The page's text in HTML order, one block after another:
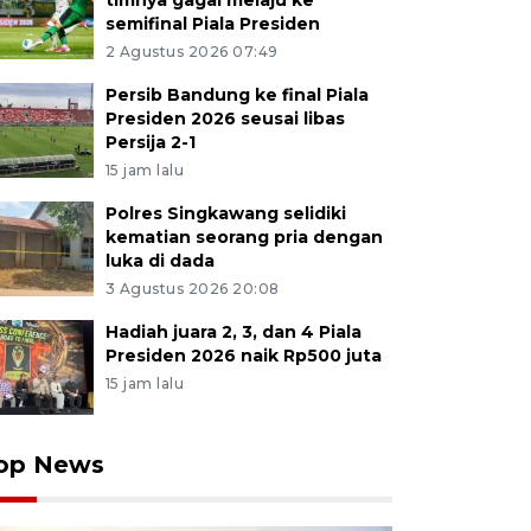
semifinal Piala Presiden
2 Agustus 2026 07:49
Persib Bandung ke final Piala
Presiden 2026 seusai libas
Persija 2-1
15 jam lalu
Polres Singkawang selidiki
kematian seorang pria dengan
luka di dada
3 Agustus 2026 20:08
Hadiah juara 2, 3, dan 4 Piala
Presiden 2026 naik Rp500 juta
15 jam lalu
News